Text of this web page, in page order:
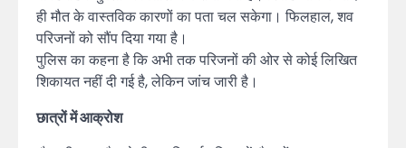
ही मौत के वास्तविक कारणों का पता चल सकेगा। फिलहाल, शव
परिजनों को सौंप दिया गया है।
पुलिस का कहना है कि अभी तक परिजनों की ओर से कोई लिखित
शिकायत नहीं दी गई है, लेकिन जांच जारी है।
छात्रों में आक्रोश